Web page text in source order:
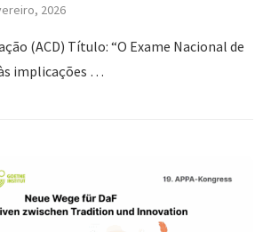
2026
(ACD) Título: “O Exame Nacional de
implicações …